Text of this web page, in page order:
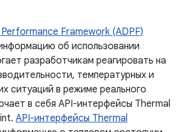
Framework (ADPF)
об использовании
разработчикам реагировать на
температурных и
ситуаций в режиме реального
в себя API-интерфейсы Thermal
API-интерфейсы Thermal